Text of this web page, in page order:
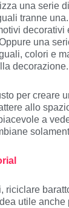
una serie
tranne
decorativi
una
colori e
decorazione.
per creare
allo
a
riciclare
utile